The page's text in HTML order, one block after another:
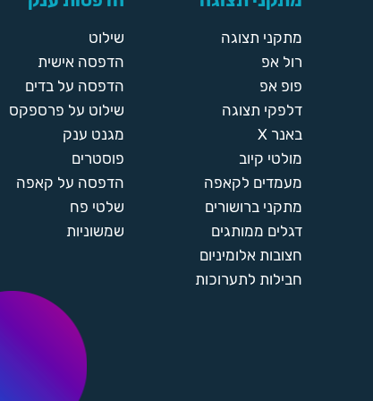
מתקני תצוגה
רול אפ
פופ אפ
דלפקי תצוגה
באנר X
מולטי קיוב
מעמדים לקאפה
מתקני ברושורים
דגלים ממותגים
חצובות אלומיניום
חבילות לתערוכות
שילוט
הדפסה אישית
הדפסה על בדים
שילוט על פרספקס
מגנט ענק
פוסטרים
הדפסה על קאפה
שלטי פח
שמשוניות